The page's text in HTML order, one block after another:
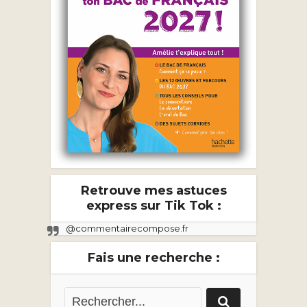
Retrouve mes astuces
express sur Tik Tok :
@commentairecompose.fr
Fais une recherche :